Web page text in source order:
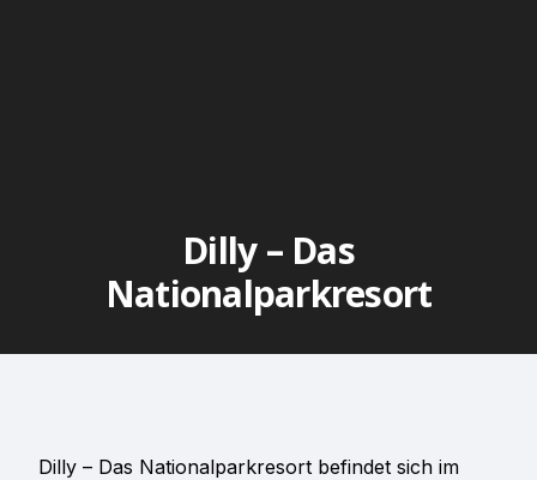
Dilly – Das
Nationalparkresort
Dilly – Das Nationalparkresort befindet sich im